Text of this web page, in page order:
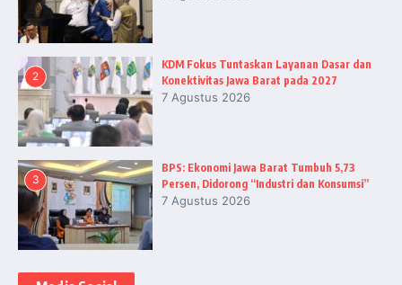
2
KDM Fokus Tuntaskan Layanan Dasar dan
Konektivitas Jawa Barat pada 2027
7 Agustus 2026
3
BPS: Ekonomi Jawa Barat Tumbuh 5,73
Persen, Didorong “Industri dan Konsumsi”
7 Agustus 2026